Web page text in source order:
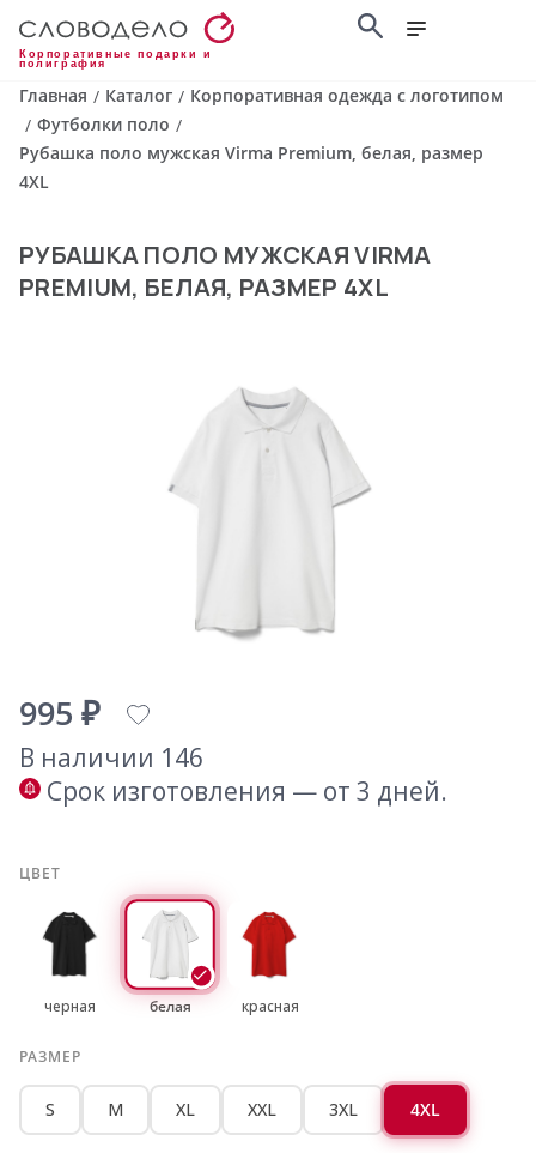
Корпоративные подарки и
полиграфия
Главная / Каталог / Корпоративная одежда с логотипом
/ Футболки поло /
Рубашка поло мужская Virma Premium, белая, размер
4XL
РУБАШКА ПОЛО МУЖСКАЯ VIRMA
PREMIUM, БЕЛАЯ, РАЗМЕР 4XL
995 ₽
В наличии 146
Срок изготовления — от 3 дней.
ЦВЕТ
черная белая красная
РАЗМЕР
S M XL XXL 3XL 4XL